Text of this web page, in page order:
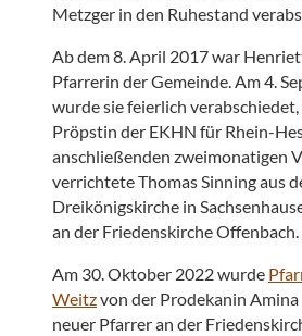
Metzger in den Ruhestand
Ab dem 8. April 2017 war
Pfarrerin der Gemeinde. Am 4.
wurde sie feierlich verabschiedet,
Pröpstin der EKHN für Rhein-
anschließenden zweimonatigen
verrichtete Thomas Sinning aus
Dreikönigskirche in
an der Friedenskirche Offenbach.
Am 30. Oktober 2022 wurde
Weitzvon der Prodekanin
neuer Pfarrer an der